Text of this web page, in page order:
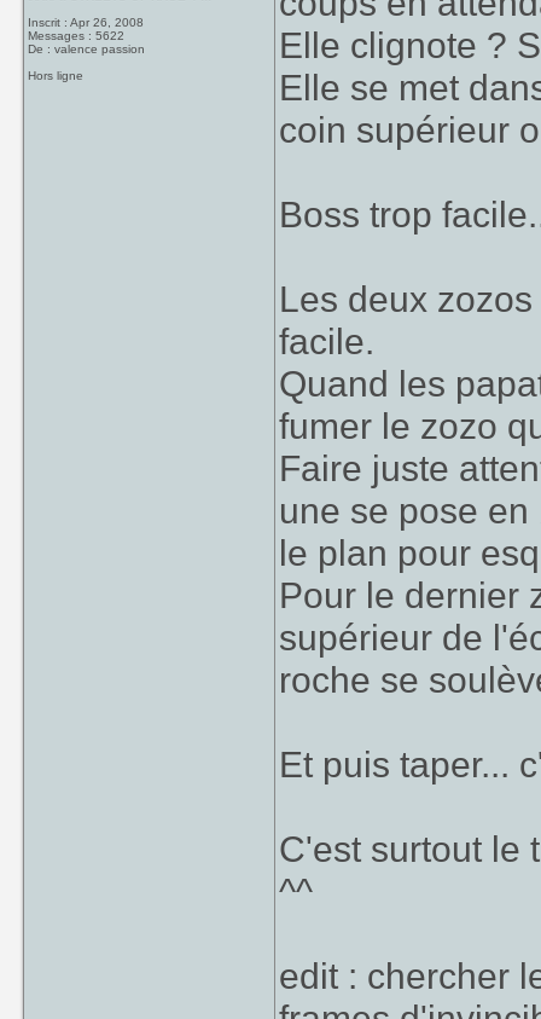
Inscrit : Apr 26, 2008
Messages : 5622
De : valence passion
Hors ligne
Elle clignote ?
Elle se met
coin supérieur
Boss trop
Les deux
facile.
Quand les
fumer le zozo
Faire juste
une se pose
le plan pour
Pour le dernier
supérieur de
roche se
Et puis taper...
C'est surtout le
^^
edit : chercher